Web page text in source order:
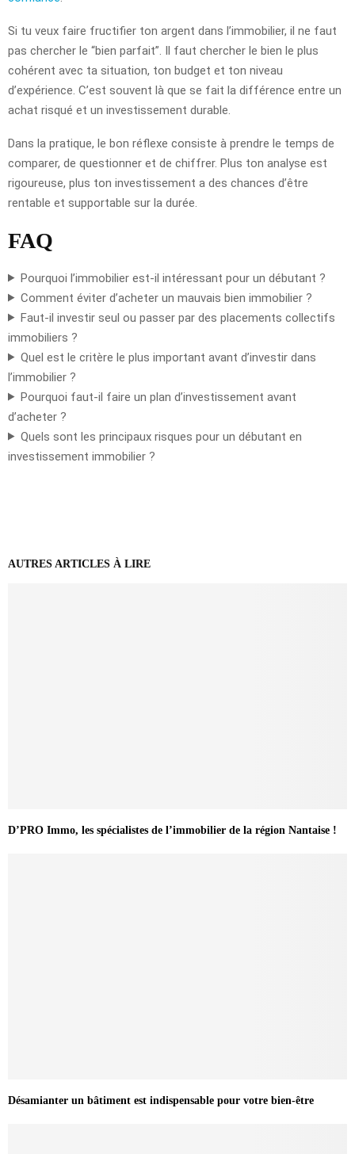
Si tu veux faire fructifier ton argent dans l’immobilier, il ne faut
pas chercher le “bien parfait”. Il faut chercher le bien le plus
cohérent avec ta situation, ton budget et ton niveau
d’expérience. C’est souvent là que se fait la différence entre un
achat risqué et un investissement durable.
Dans la pratique, le bon réflexe consiste à prendre le temps de
comparer, de questionner et de chiffrer. Plus ton analyse est
rigoureuse, plus ton investissement a des chances d’être
rentable et supportable sur la durée.
FAQ
Pourquoi l’immobilier est-il intéressant pour un débutant ?
Comment éviter d’acheter un mauvais bien immobilier ?
Faut-il investir seul ou passer par des placements collectifs
immobiliers ?
Quel est le critère le plus important avant d’investir dans
l’immobilier ?
Pourquoi faut-il faire un plan d’investissement avant
d’acheter ?
Quels sont les principaux risques pour un débutant en
investissement immobilier ?
AUTRES ARTICLES À LIRE
D’PRO Immo, les spécialistes de l’immobilier de la région Nantaise !
Désamianter un bâtiment est indispensable pour votre bien-être